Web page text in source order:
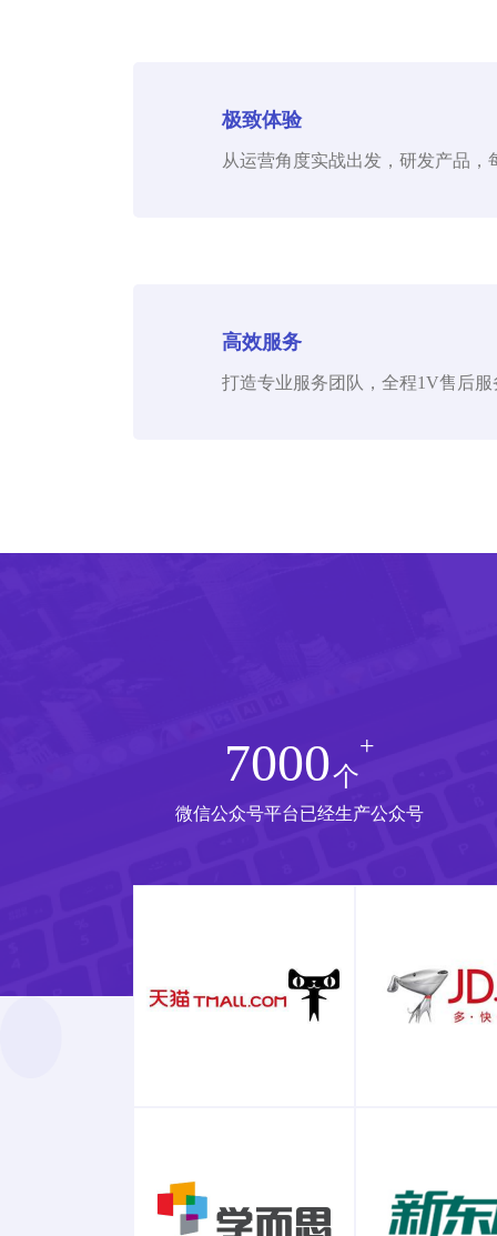
极致体验
从运营角度实战出发，研发产品
高效服务
打造专业服务团队，全程1V售后
7000个
+
微信公众号平台已经生产公众号
金融